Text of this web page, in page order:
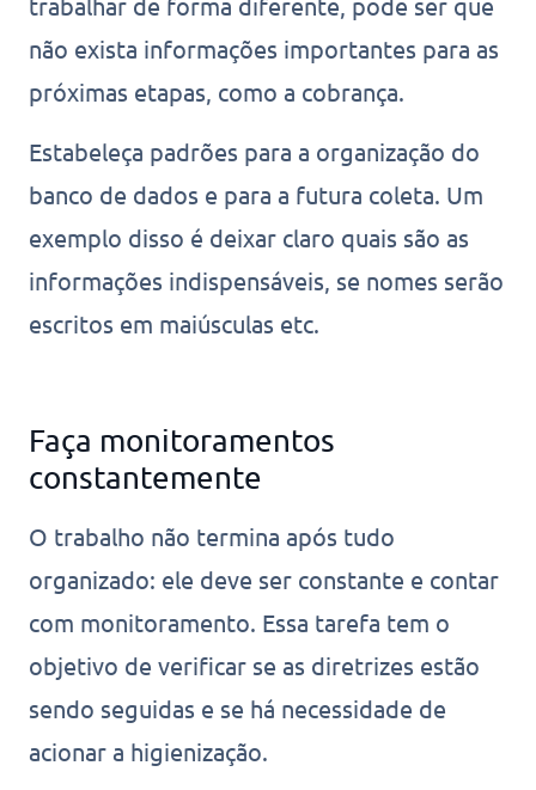
não exista informações importantes para as
próximas etapas, como a cobrança.
Estabeleça padrões para a organização do
banco de dados e para a futura coleta. Um
exemplo disso é deixar claro quais são as
informações indispensáveis, se nomes serão
escritos em maiúsculas etc.
Faça monitoramentos
constantemente
O trabalho não termina após tudo
organizado: ele deve ser constante e contar
com monitoramento. Essa tarefa tem o
objetivo de verificar se as diretrizes estão
sendo seguidas e se há necessidade de
acionar a higienização.